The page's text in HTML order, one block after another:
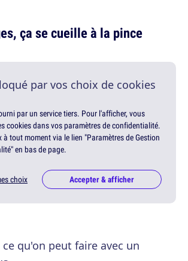
ça se cueille à la pince
par vos choix de cookies
par un service tiers. Pour l'afficher, vous
cookies dans vos paramètres de confidentialité.
à tout moment via le lien "Paramètres de Gestion
en bas de page.
choix Accepter & afficher
qu'on peut faire avec un